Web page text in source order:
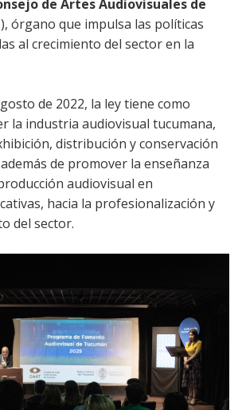
de Artes Audiovisuales de
), órgano que impulsa las políticas
al crecimiento del sector en la
de 2022, la ley tiene como
la industria audiovisual tucumana,
distribución y conservación
de promover la enseñanza
audiovisual en
hacia la profesionalización y
del sector.